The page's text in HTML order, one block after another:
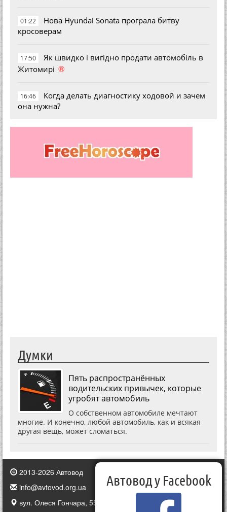
01:22
Нова Hyundai Sonata програла битву
кросоверам
17:50
Як швидко і вигідно продати автомобіль в
Житомирі ®
16:46
Когда делать диагностику ходовой и зачем
она нужна?
Думки
Пять распространённых
водительских привычек, которые
угробят автомобиль
О собственном автомобиле мечтают
многие. И конечно, любой автомобиль, как и всякая
другая вещь, может сломаться.
2013-2026 Автовод
info@avtovod.org.ua
вул. Олеся Гончара, 55, Київ, Україна
Автовод у Facebook